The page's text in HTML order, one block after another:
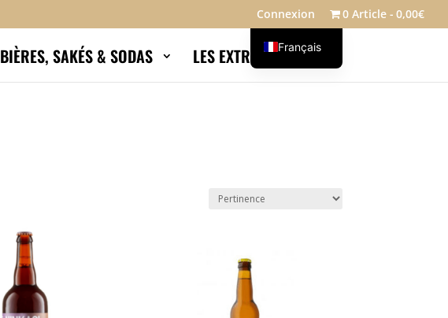
Connexion 0 Article 0,00€
BIÈRES, SAKÉS & SODAS LES EXTRAS Blog
Français
English